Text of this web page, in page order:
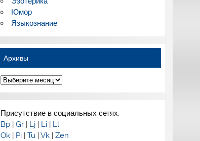
Юмор
Языкознание
Архивы
Архивы
Присутствие в социальных сетях:
Bp| Gr| Lj| Li| Ll
Ok| Pi| Tu | Vk| Zen